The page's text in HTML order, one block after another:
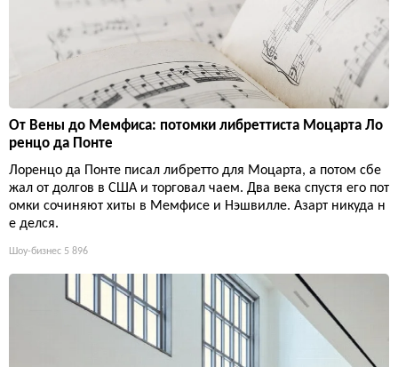
От Вены до Мемфиса: потомки либреттиста Моцарта Ло
ренцо да Понте
Лоренцо да Понте писал либретто для Моцарта, а потом сбе
жал от долгов в США и торговал чаем. Два века спустя его пот
омки сочиняют хиты в Мемфисе и Нэшвилле. Азарт никуда н
е делся.
Шоу-бизнес 5 896